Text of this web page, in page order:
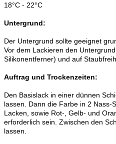
18°C - 22°C
Untergrund:
Der Untergrund sollte geeignet
Vor dem Lackieren den
Silikonentferner) und auf
Auftrag und Trockenzeiten:
Den Basislack in einer dünnen
lassen. Dann die Farbe in 2 Nass-
Lacken, sowie Rot-, Gelb- und
erforderlich sein. Zwischen den
lassen.